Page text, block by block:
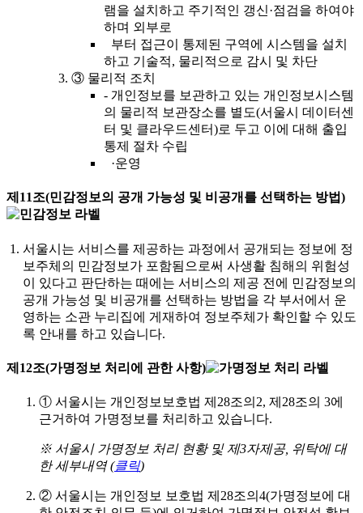
램을 설치하고 주기적인 갱신·점검을 하여야
하며 외부로
부터 접근이 통제된 구역에 시스템을 설치
하고 기술적, 물리적으로 감시 및 차단
③ 물리적 조치
- 개인정보를 보관하고 있는 개인정보시스템
의 물리적 보관장소를 별도(서울시 데이터센
터 및 클라우드센터)로 두고 이에 대해 출입
통제 절차 수립
·운영
제11조(민감정보의 공개 가능성 및 비공개를 선택하는 방법)
서울시는 서비스를 제공하는 과정에서 공개되는 정보에 정
보주체의 민감정보가 포함됨으로써 사생활 침해의 위험성
이 있다고 판단하는 때에는 서비스의 제공 전에 민감정보의
공개 가능성 및 비공개를 선택하는 방법을 각 부서에서 운
영하는 소관 누리집에 게재하여 정보주체가 확인할 수 있도
록 안내를 하고 있습니다.
제12조(가명정보 처리에 관한 사항)
① 서울시는 개인정보보호법 제28조의2, 제28조의 3에
근거하여 가명정보를 처리하고 있습니다.
※ 서울시 가명정보 처리 현황 및 제3자제공, 위탁에 대
한 세부내역 (클릭)
② 서울시는 개인정보 보호법 제28조의4(가명정보에 대